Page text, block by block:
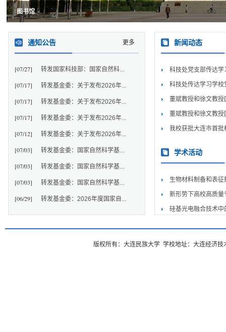
图书馆
更多
通知公告
[07/27] 转发国家科技部：国家自然科...
[07/17] 转发基金委：关于发布2026年...
[07/17] 转发基金委：关于发布2026年...
[07/17] 转发基金委：关于发布2026年...
[07/12] 转发基金委：关于发布2026年...
[07/03] 转发基金委：国家自然科学基...
[07/03] 转发基金委：国家自然科学基...
[07/03] 转发基金委：国家自然科学基...
[06/29] 转发基金委：2026年度国家自...
新闻动态
科技处党支部传达
科技处传达学习学
董斌教授和徐文教
董斌教授和徐文教
我校获批大连市首批
学术活动
生物材料制备和表
新形势下高校高质量
硅基光电融合技术中
版权所有：大连民族大学 学校地址：大连经济